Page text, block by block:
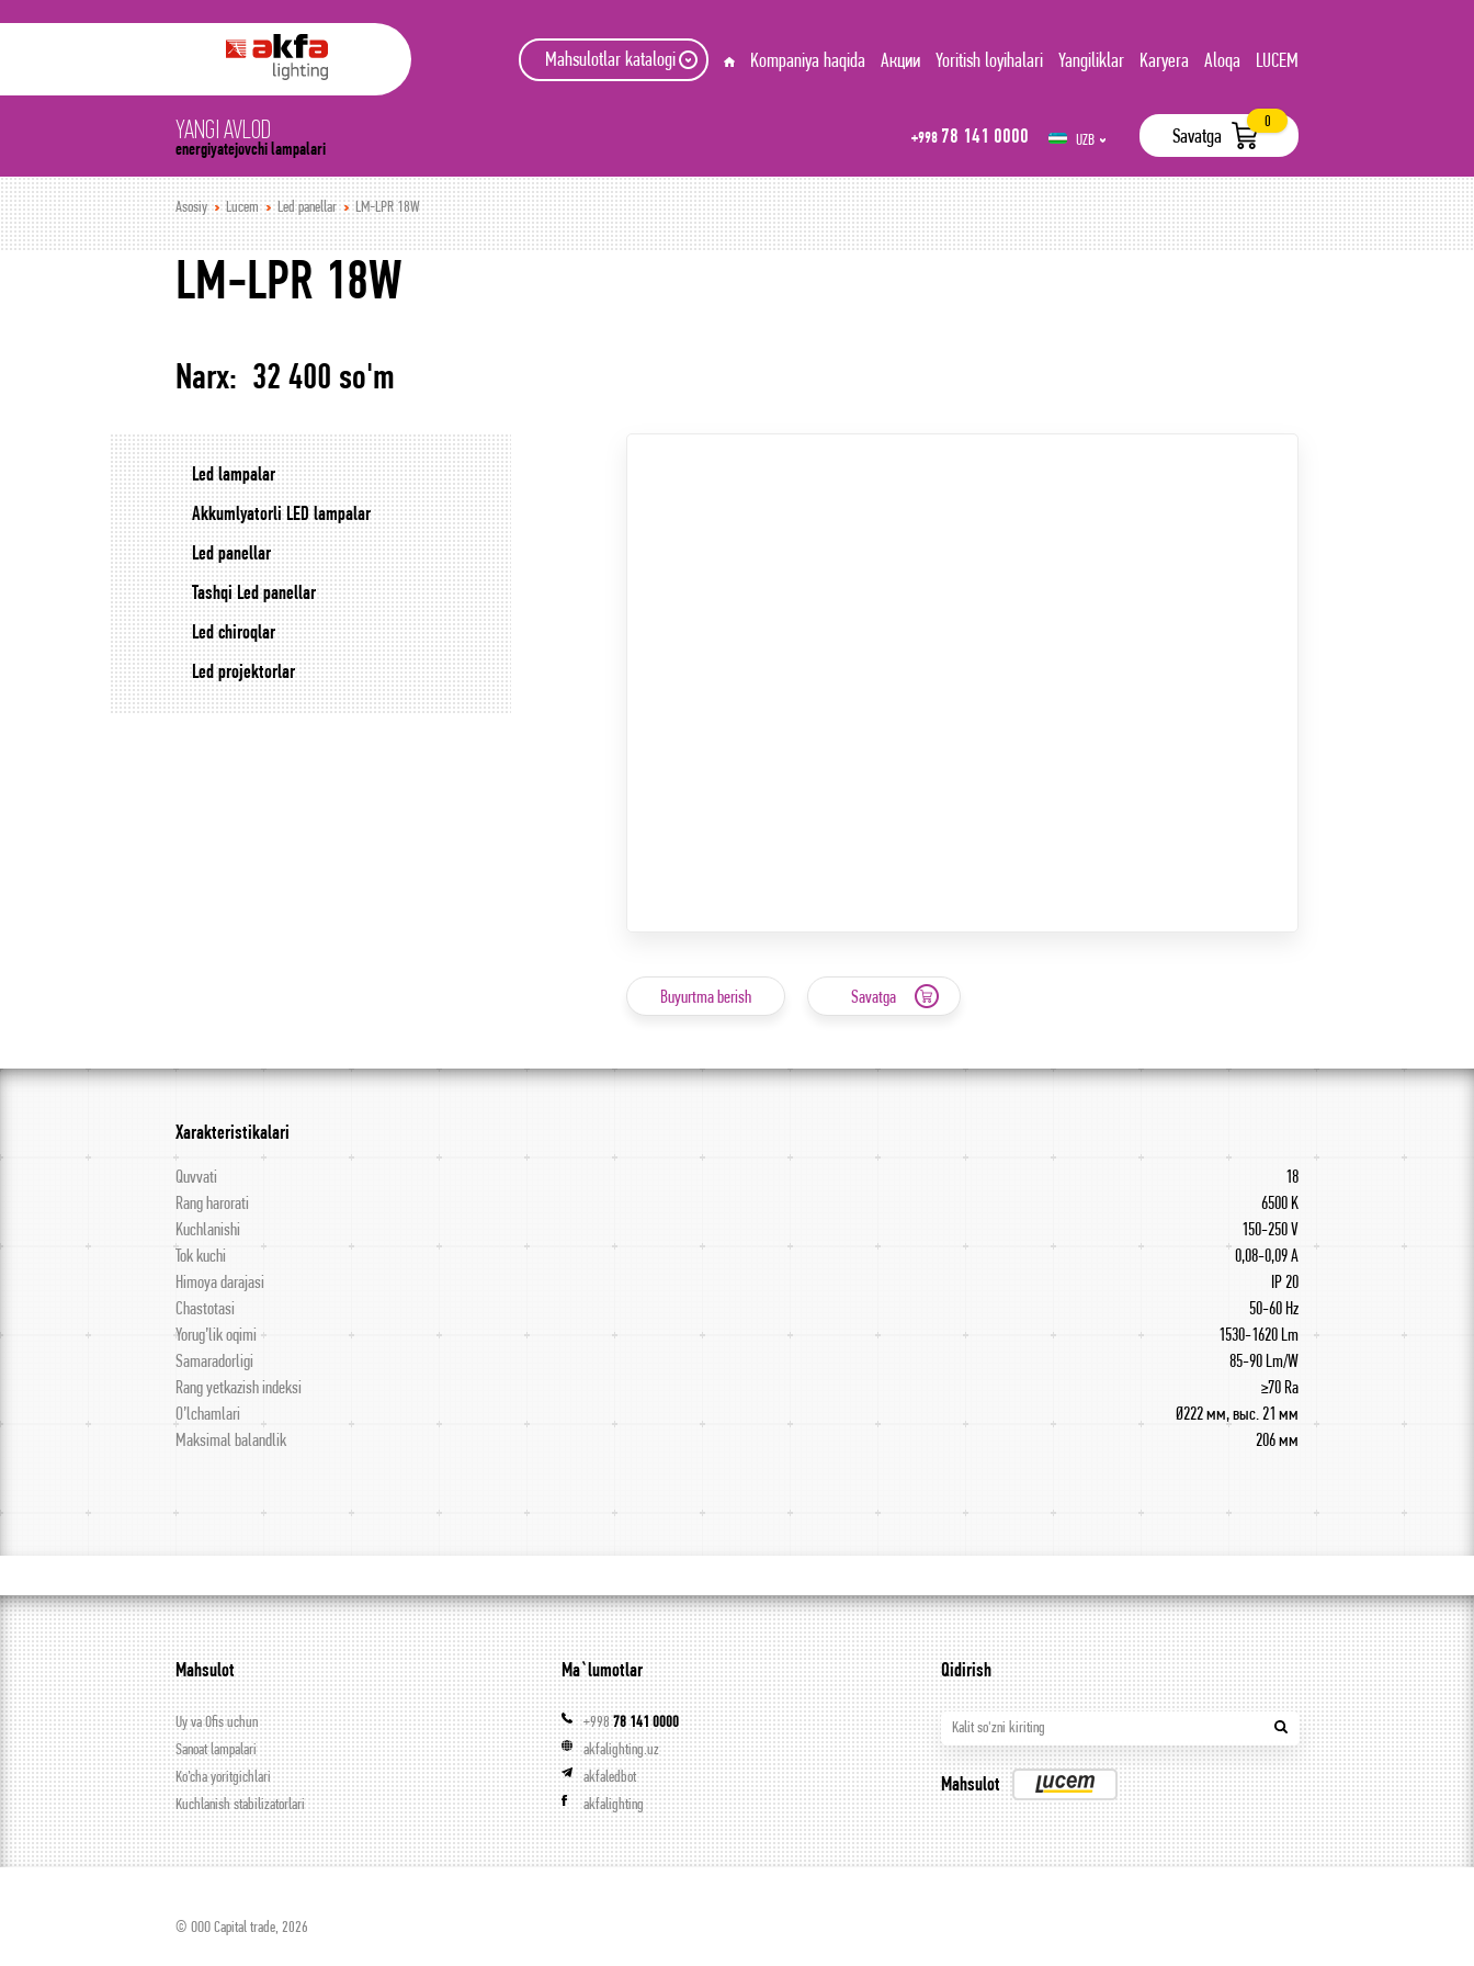
Mahsulotlar katalogi Kompaniya haqida Акции Yoritish loyihalari Yangiliklar Karyera Aloqa LUCEM
YANGI AVLOD
energiyatejovchi lampalari
+998 78 141 0000
UZB
Savatga
0
Asosiy Lucem Led panellar LM-LPR 18W
LM-LPR 18W
Narx: 32 400 so'm
Led lampalar
Akkumlyatorli LED lampalar
Led panellar
Tashqi Led panellar
Led chiroqlar
Led projektorlar
Buyurtma berish Savatga
Xarakteristikalari
Quvvati
18
Rang harorati
6500 K
Kuchlanishi
150-250 V
Tok kuchi
0,08-0,09 A
Himoya darajasi
IP 20
Chastotasi
50-60 Hz
Yorug’lik oqimi
1530-1620 Lm
Samaradorligi
85-90 Lm/W
Rang yetkazish indeksi
≥70 Ra
O’lchamlari
Ø222 мм, выс. 21 мм
Maksimal balandlik
206 мм
Mahsulot
Uy va Ofis uchun
Sanoat lampalari
Ko’cha yoritgichlari
Kuchlanish stabilizatorlari
Ma`lumotlar
+99878 141 0000
akfalighting.uz
akfaledbot
akfalighting
Qidirish
Kalit so'zni kiriting
Mahsulot
© ООО Capital trade, 2026